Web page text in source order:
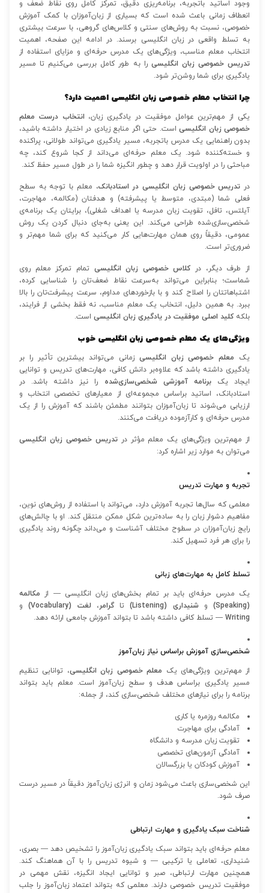
وجود اساتید باتجربه، برنامه‌ریزی دقیق، تمرکز کامل روی نقاط ضعف و
انعطاف زمانی باعث شده است که بسیاری از زبان‌آموزان با کمک آموزش
خصوصی، نسبت به روش‌های سنتی و کلاس‌های گروهی، با سرعت بیشتری
به تسلط واقعی در زبان انگلیسی برسند. در ادامه این صفحه، اهمیت
انتخاب معلم مناسب، ویژگی‌های یک مدرس حرفه‌ای و مزایای استفاده از
تدریس خصوصی زبان انگلیسی را به طور کامل بررسی می‌کنیم تا مسیر
یادگیری برای شما روشن‌تر شود.
چرا انتخاب معلم خصوصی زبان انگلیسی اهمیت دارد؟
یکی از مهم‌ترین عوامل موفقیت در یادگیری زبان، انتخاب درست معلم
خصوصی زبان انگلیسیاست. حتی اگر منابع زیادی در اختیار داشته باشید،
بدون راهنمایی یک مدرس باتجربه، مسیر یادگیری می‌تواند طولانی، پراکنده
و خسته‌کننده شود. یک معلم حرفه‌ای می‌داند از کجا شروع کند، چه
مباحثی را در اولویت قرار دهد و چطور انگیزه شما را در طول مسیر حفظ کند.
در تدریس خصوصی زبان انگلیسی در استادبانک، معلم با توجه به سطح
فعلی شما (مبتدی، متوسط یا پیشرفته) و هدفتان (مکالمه، مهاجرت،
آیلتس، تافل، تقویت زبان مدرسه یا اهداف شغلی)، برایتان یک برنامه‌ی
شخصی‌سازی‌شده طراحی می‌کند. این یعنی به‌جای دنبال کردن یک روش
عمومی، دقیقاً روی همان مهارت‌هایی کار می‌کنید که برای شما مهم‌تر و
ضروری‌تر است.
از طرف دیگر، در کلاس خصوصی زبان انگلیسی تمام تمرکز معلم روی
شماست؛ بنابراین می‌تواند به‌سرعت نقاط ضعف‌تان را شناسایی کرده،
اشتباهاتتان را اصلاح کند و با بازخوردهای مداوم، سرعت پیشرفت‌تان را بالا
ببرد. به همین دلیل، انتخاب یک معلم مناسب، نه فقط بخشی از فرایند،
بلکه کلید اصلی موفقیت در یادگیری زبان انگلیسی است.
ویژگی‌های یک معلم خصوصی زبان انگلیسی خوب
یک معلم خصوصی زبان انگلیسی زمانی می‌تواند بیشترین تأثیر را بر
یادگیری داشته باشد که علاوه‌بر دانش کافی، مهارت‌های تدریس و توانایی
ایجاد یکبرنامه آموزشی شخصی‌سازی‌شده را نیز داشته باشد. در
استادبانک، اساتید براساس مجموعه‌ای از معیارهای تخصصی انتخاب و
ارزیابی می‌شوند تا زبان‌آموزان بتوانند مطمئن باشند که آموزش را از یک
مدرس حرفه‌ای و کارآزموده دریافت می‌کنند.
از مهم‌ترین ویژگی‌های یک معلم مؤثر درتدریس خصوصی زبان انگلیسی
می‌توان به موارد زیر اشاره کرد:
تجربه و مهارت تدریس
معلمی که سال‌ها تجربه آموزش دارد، می‌تواند با استفاده از روش‌های نوین،
مفاهیم دشوار زبان را به ساده‌ترین شکل ممکن منتقل کند. او با چالش‌های
رایج زبان‌آموزان در سطوح مختلف آشناست و می‌داند چگونه روند یادگیری
را برای هر فرد تسهیل کند.
تسلط کامل به مهارت‌های زبانی
یک مدرس حرفه‌ای باید بر تمام بخش‌های زبان انگلیسی — از مکالمه
(Speaking)
وشنیداری (Listening) تاگرامر، لغت (Vocabulary)
و
Writing — تسلط کافی داشته باشد تا بتواند آموزش جامعی ارائه دهد.
شخصی‌سازی آموزش براساس نیاز زبان‌آموز
از مهم‌ترین ویژگی‌های یک معلم خصوصی زبان انگلیسی، توانایی تنظیم
مسیر یادگیری براساس هدف و سطح زبان‌آموز است. معلم باید بتواند
برنامه را برای نیازهای مختلف شخصی‌سازی کند، از جمله:
مکالمه روزمره یا کاری
آمادگی برای مهاجرت
تقویت زبان مدرسه و دانشگاه
آمادگی آزمون‌های تخصصی
آموزش کودکان یا بزرگسالان
این شخصی‌سازی باعث می‌شود زمان و انرژی زبان‌آموز دقیقاً در مسیر درست
صرف شود.
شناخت سبک یادگیری و مهارت ارتباطی
معلم حرفه‌ای باید بتواند سبک یادگیری زبان‌آموز را تشخیص دهد — بصری،
شنیداری، تعاملی یا ترکیبی — و شیوه تدریس را با آن هماهنگ کند.
همچنین مهارت ارتباطی، صبر و توانایی ایجاد انگیزه، نقش مهمی در
موفقیت تدریس خصوصی دارند. معلمی که بتواند اعتماد زبان‌آموز را جلب